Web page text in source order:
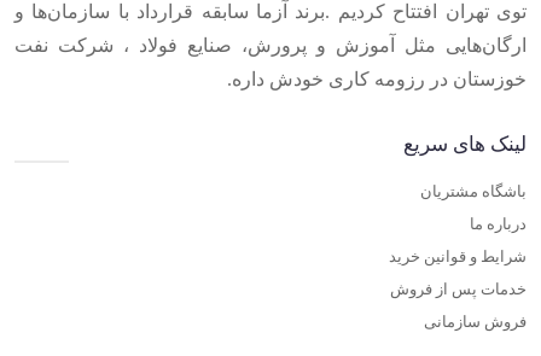
توی تهران افتتاح کردیم .برند آزما سابقه قرارداد با سازمان‌ها و
ارگان‌هایی مثل آموزش و پرورش، صنایع فولاد ، شرکت نفت
خوزستان در رزومه کاری خودش داره.
لینک های سریع
باشگاه مشتریان
درباره ما
شرایط و قوانین خرید
خدمات پس از فروش
فروش سازمانی